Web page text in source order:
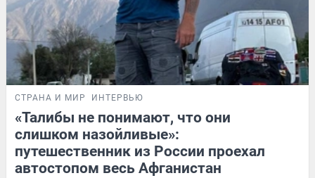
СТРАНА И МИР ИНТЕРВЬЮ
«Талибы не понимают, что они
слишком назойливые»:
путешественник из России проехал
автостопом весь Афганистан